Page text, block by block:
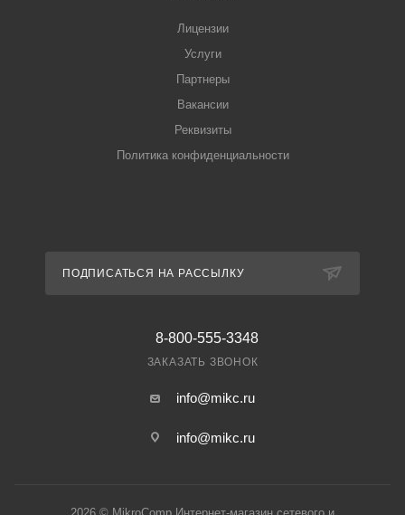
Лицензии
Услуги
Партнеры
Вакансии
Реквизиты
Политика конфиденциальности
ПОДПИСАТЬСЯ НА РАССЫЛКУ
8-800-555-3348
ЗАКАЗАТЬ ЗВОНОК
info@mikc.ru
info@mikc.ru